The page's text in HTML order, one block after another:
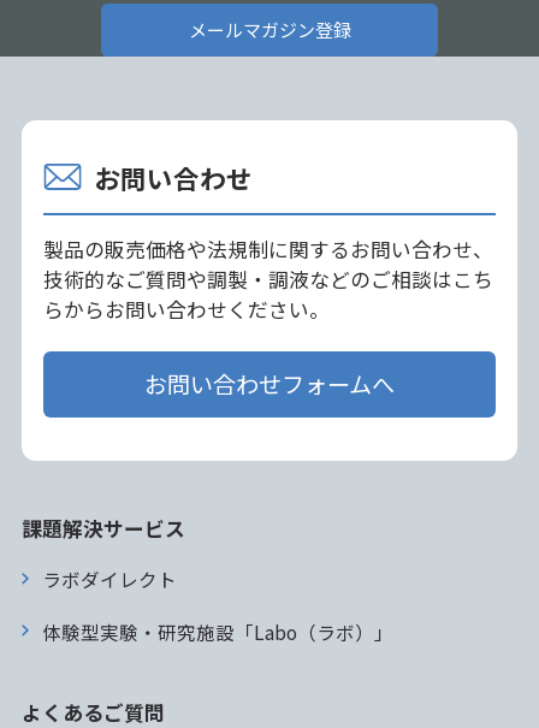
メールマガジン登録
お問い合わせ
製品の販売価格や法規制に関するお問い合わせ、
技術的なご質問や調製・調液などのご相談はこち
らからお問い合わせください。
お問い合わせフォームへ
課題解決サービス
ラボダイレクト
体験型実験・研究施設「Labo（ラボ）」
よくあるご質問